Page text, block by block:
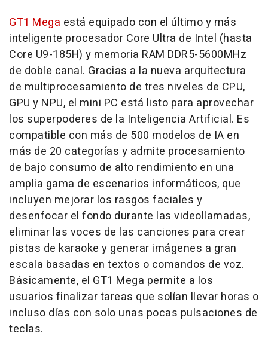
GT1 Mega está equipado con el último y más
inteligente procesador Core Ultra de Intel (hasta
Core U9-185H) y memoria RAM DDR5-5600MHz
de doble canal. Gracias a la nueva arquitectura
de multiprocesamiento de tres niveles de CPU,
GPU y NPU, el mini PC está listo para aprovechar
los superpoderes de la Inteligencia Artificial. Es
compatible con más de 500 modelos de IA en
más de 20 categorías y admite procesamiento
de bajo consumo de alto rendimiento en una
amplia gama de escenarios informáticos, que
incluyen mejorar los rasgos faciales y
desenfocar el fondo durante las videollamadas,
eliminar las voces de las canciones para crear
pistas de karaoke y generar imágenes a gran
escala basadas en textos o comandos de voz.
Básicamente, el GT1 Mega permite a los
usuarios finalizar tareas que solían llevar horas o
incluso días con solo unas pocas pulsaciones de
teclas.